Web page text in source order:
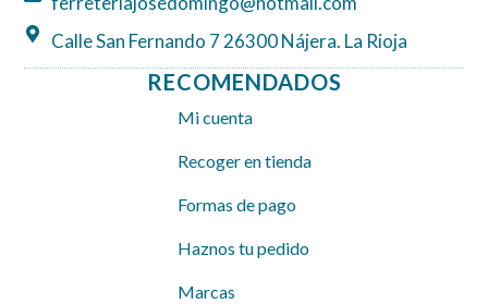
Calle San Fernando 7 26300 Nájera. La Rioja
RECOMENDADOS
Mi cuenta
Recoger en tienda
Formas de pago
Haznos tu pedido
Marcas